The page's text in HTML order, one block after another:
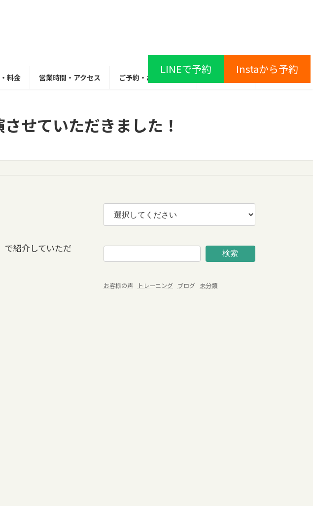
料金 営業時間・アクセス ご予約・お問い合わせ
せていただきました！
で紹介していただ
検索
お客様の声 トレーニング ブログ 未分類
LINEで予約 Instaから予約